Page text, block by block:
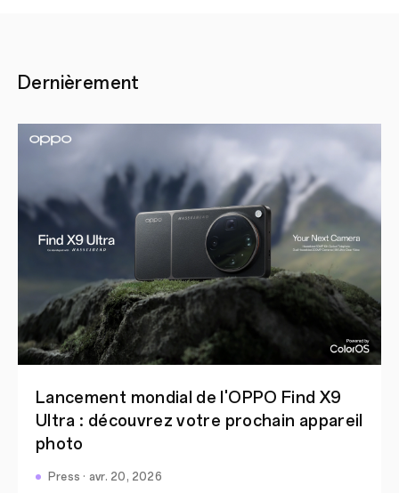
Dernièrement
Lancement mondial de l'OPPO Find X9
Ultra : découvrez votre prochain appareil
photo
Press · avr. 20, 2026